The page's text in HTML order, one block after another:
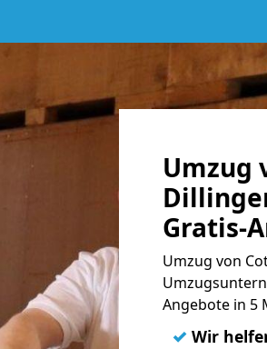
Umzug
Gratis-
Umzug von
Angebote in 5
✓ Wir